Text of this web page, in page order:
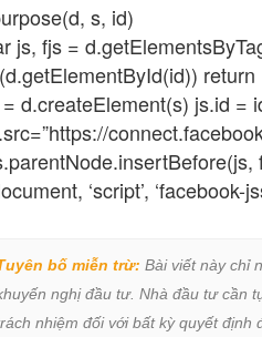
s, id)
js, fjs =
return
d.createElement(s) js.id =
‘script’, ‘facebook-
bố miễn trừ: Bài viết này chỉ
nghị đầu tư. Nhà đầu tư cần
nhiệm đối với bất kỳ quyết định